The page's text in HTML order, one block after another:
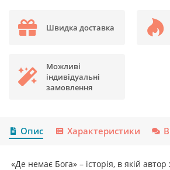
Швидка доставка
Можливі
індивідуальні
замовлення
Опис Характеристики
«Де немає Бога» – історія, в якій